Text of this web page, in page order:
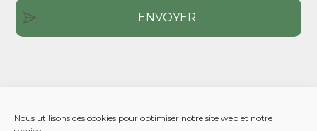
Nous utilisons des cookies pour optimiser notre site web et notre